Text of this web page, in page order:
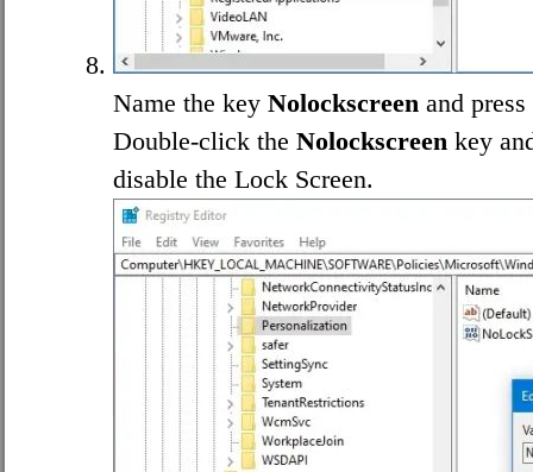
Name the key Nolockscreen and press
Double-click the Nolockscreen key
disable the Lock Screen.